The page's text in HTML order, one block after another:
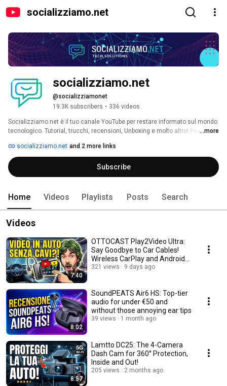
socializziamo.net
socializziamo.net
@socializziamonet
19.3K subscribers • 336 videos
Socializziamo.net è il tuo canale YouTube per restare informato sul mondo
tecnologico. Tutorial, trucchi, recensioni, Unboxing e molto altro! Per ...more
socializziamo.net and 2 more links
Subscribe
Home Videos Playlists Posts Search
Videos
7:40
OTTOCAST Play2Video Ultra:
Say Goodbye to Car Cables!
Wireless CarPlay and Android
Auto + Video S...
321 views 9 days ago
8:02
SoundPEATS Air6 HS: Top-tier
audio for under €50 and
without those annoying ear tips
39 views 1 month ago
8:57
Lamtto DC25: The 4-Camera
Dash Cam for 360° Protection,
Inside and Out!
205 views 2 months ago